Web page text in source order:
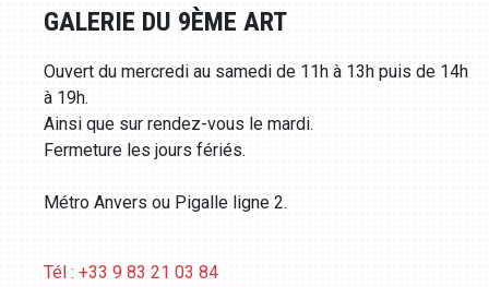
GALERIE DU 9ÈME ART
Ouvert du mercredi au samedi de 11h à 13h puis de 14h
à 19h.
Ainsi que sur rendez-vous le mardi.
Fermeture les jours fériés.
Métro Anvers ou Pigalle ligne 2.
Tél : +33 9 83 21 03 84